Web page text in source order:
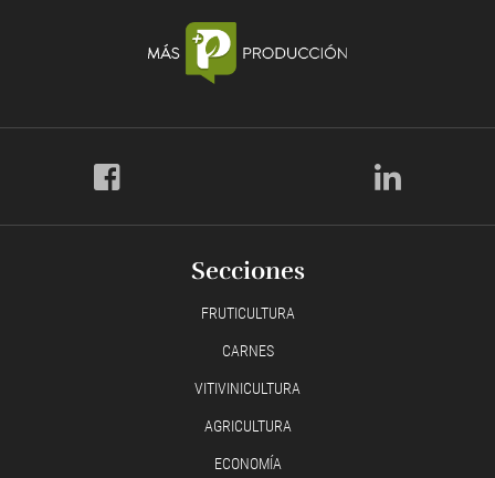
Secciones
FRUTICULTURA
CARNES
VITIVINICULTURA
AGRICULTURA
ECONOMÍA